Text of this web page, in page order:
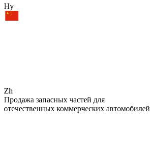
Hy
Zh
Продажа запасных частей для
отечественных коммерческих автомобилей